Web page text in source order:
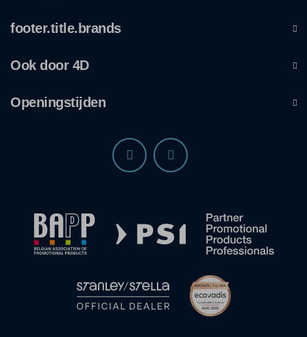
footer.title.brands
Ook door 4D
Openingstijden